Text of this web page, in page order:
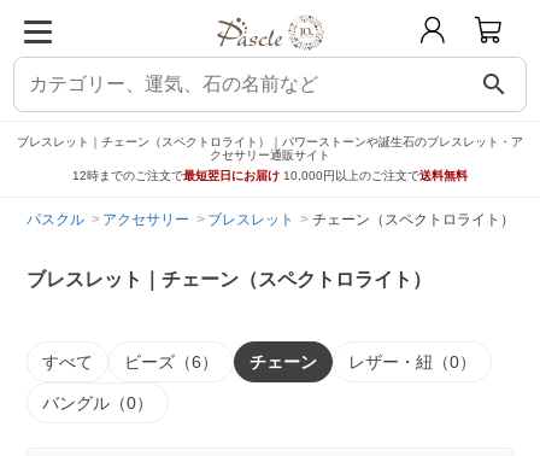
search
ブレスレット｜チェーン（スペクトロライト）｜パワーストーンや誕生石のブレスレット・ア
クセサリー通販サイト
12時までのご注文で最短翌日にお届け 10,000円以上のご注文で送料無料
パスクル アクセサリー ブレスレット チェーン（スペクトロライト）
ブレスレット｜チェーン（スペクトロライト）
すべて ビーズ（6） チェーン レザー・紐（0）
バングル（0）